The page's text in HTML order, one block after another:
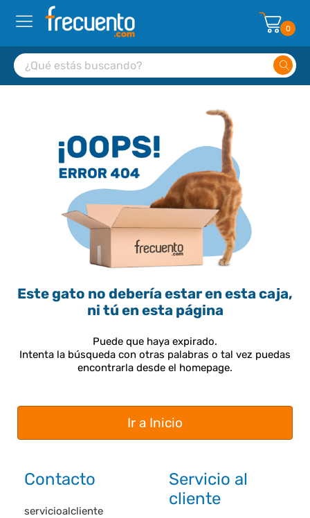
0
Este gato no debería estar en esta caja,
ni tú en esta página
Puede que haya expirado.
Intenta la búsqueda con otras palabras o tal vez puedas
encontrarla desde el homepage.
Ir a Inicio
Contacto
servicioalcliente
Servicio al
cliente